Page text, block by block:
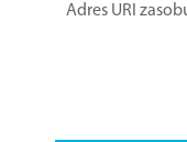
Adres URI